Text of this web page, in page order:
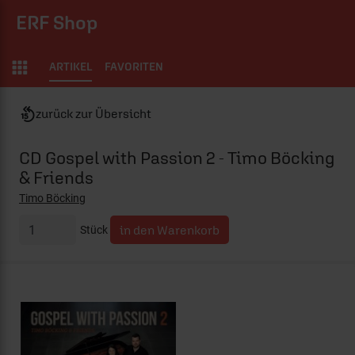
ERF Shop
ARTIKEL FAVORITEN
zurück zur Übersicht
Stück
CD Gospel with Passion 2 - Timo Böcking
& Friends
Timo Böcking